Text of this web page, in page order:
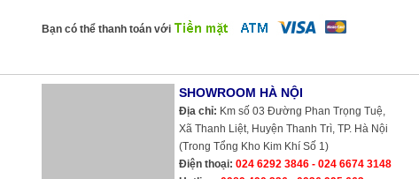
Bạn có thể thanh toán với
Km số 03 Đường Phan Trọng Tuệ, Xã Thanh Liệt, Huyện Thanh
Trì, TP. Hà Nội (Trong Tổng Kho Kim Khí Số 1)
024 6292 3846 - 024 6674 3148
0989 490 236 - 0936 995 663 - 0975 135 635